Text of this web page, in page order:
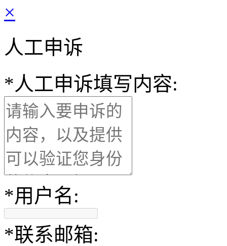
×
人工申诉
*人工申诉填写内容:
*用户名:
*联系邮箱: